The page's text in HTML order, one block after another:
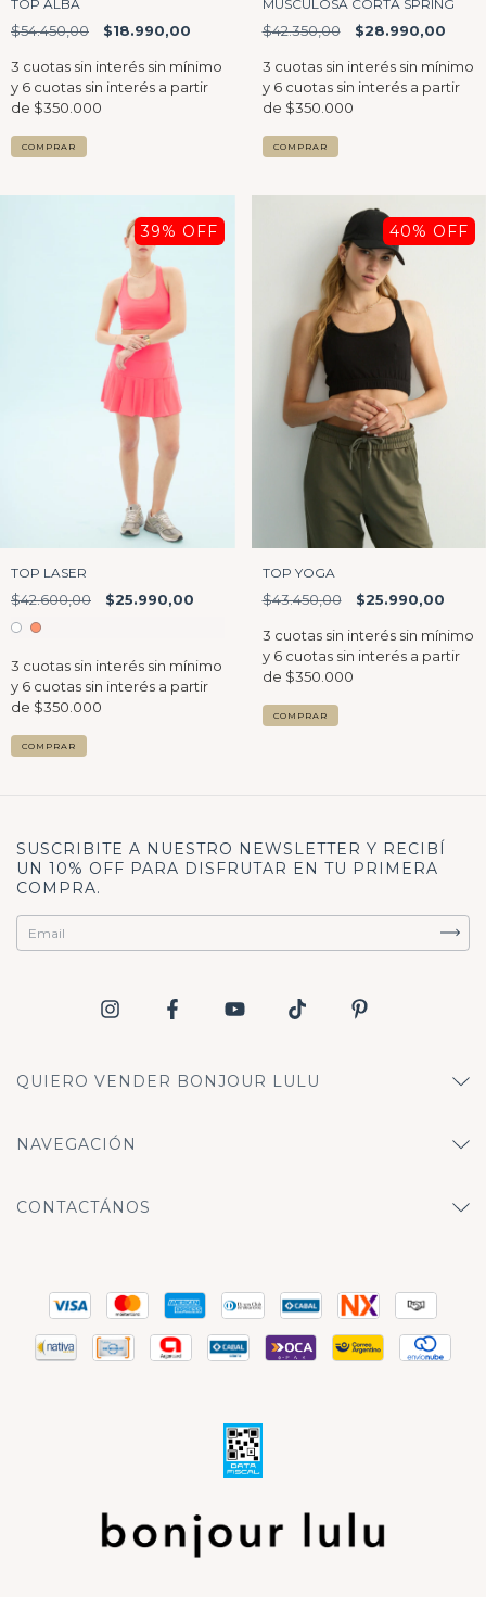
TOP ALBA
$54.450,00 $18.990,00
COMPRAR
MUSCULOSA CORTA SPRING
$42.350,00 $28.990,00
COMPRAR
39% OFF
TOP LASER
$42.600,00 $25.990,00
COMPRAR
40% OFF
TOP YOGA
$43.450,00 $25.990,00
COMPRAR
SUSCRIBITE A NUESTRO NEWSLETTER Y RECIBÍ
UN 10% OFF PARA DISFRUTAR EN TU PRIMERA
COMPRA.
QUIERO VENDER BONJOUR LULU
NAVEGACIÓN
CONTACTÁNOS